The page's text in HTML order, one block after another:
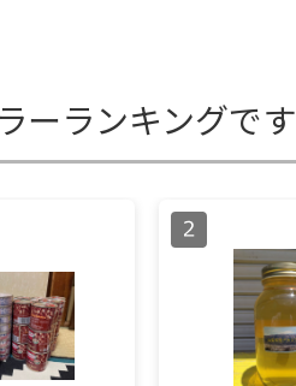
ーランキングです